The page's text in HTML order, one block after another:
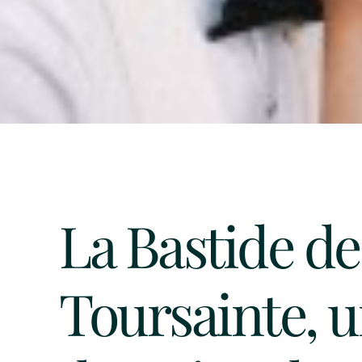
La Bastide de
Toursainte,